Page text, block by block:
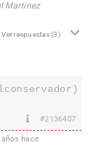
Martinez
Ver respuestas(3)
#2136407
años hace